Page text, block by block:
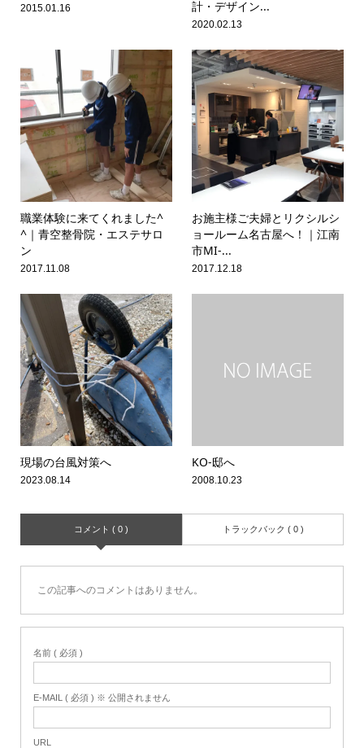
2015.01.16 計・デザイン...
2020.02.13
職業体験に来てくれました^
^｜青空整骨院・エステサロ
ン
2017.11.08
お施主様ご夫婦とリクシルシ
ョールーム名古屋へ！｜江南
市MI-...
2017.12.18
現場の台風対策へ
2023.08.14
KO-邸へ
2008.10.23
コメント ( 0 ) トラックバック ( 0 )
この記事へのコメントはありません。
名前 ( 必須 )
E-MAIL ( 必須 ) ※ 公開されません
URL